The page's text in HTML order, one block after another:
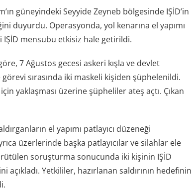
güneyindeki Seyyide Zeyneb bölgesinde IŞİD’in
duyurdu. Operasyonda, yol kenarına el yapımı
IŞİD mensubu etkisiz hale getirildi.
7 Ağustos gecesi askeri kışla ve devlet
sırasında iki maskeli kişiden şüphelenildi.
yaklaşması üzerine şüpheliler ateş açtı. Çıkan
el yapımı patlayıcı düzeneği
üzerlerinde başka patlayıcılar ve silahlar ele
soruşturma sonucunda iki kişinin IŞİD
Yetkililer, hazırlanan saldırının hedefinin